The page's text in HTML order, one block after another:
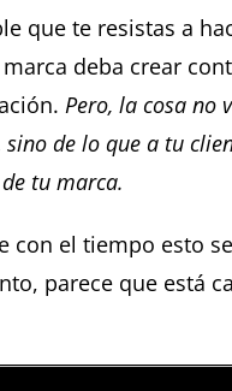
que te resistas a
deba crear
Pero, la cosa no
sino de lo que a tu
tu marca.
con el tiempo esto
parece que está